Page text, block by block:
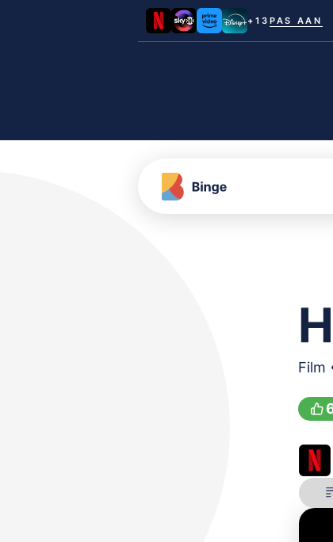
+13 PAS AAN
Netflix
Film